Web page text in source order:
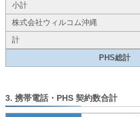
小計
株式会社ウィルコム沖縄
計
PHS総計
3. 携帯電話・PHS 契約数合計